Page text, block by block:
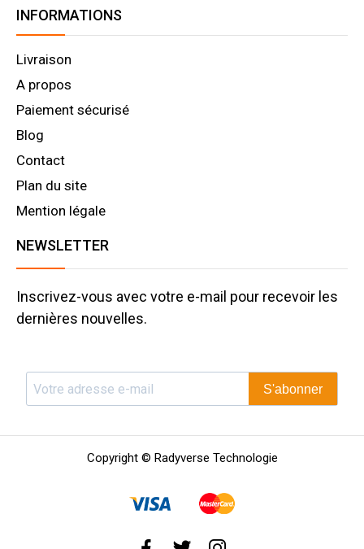
INFORMATIONS
Livraison
A propos
Paiement sécurisé
Blog
Contact
Plan du site
Mention légale
NEWSLETTER
Inscrivez-vous avec votre e-mail pour recevoir les
dernières nouvelles.
S'abonner
Copyright © Radyverse Technologie